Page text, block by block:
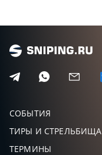
СОБЫТИЯ
ТИРЫ И СТРЕЛЬБИЩА
ТЕРМИНЫ